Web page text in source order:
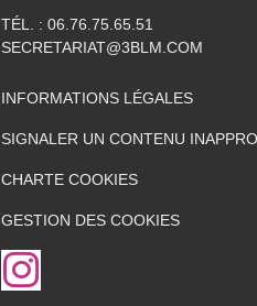
TÉL. : 06.76.75.65.51
SECRETARIAT@3BLM.COM
INFORMATIONS LÉGALES
SIGNALER UN CONTENU
CHARTE COOKIES
GESTION DES COOKIES